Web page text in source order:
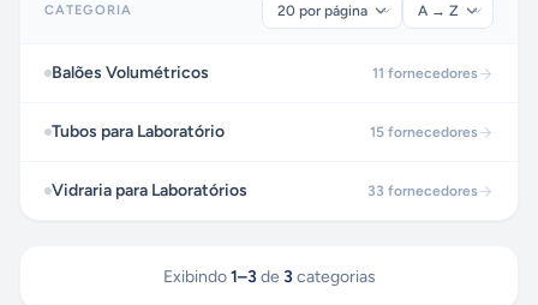
CATEGORIA
Balões Volumétricos 11 fornecedores
Tubos para Laboratório 15 fornecedores
Vidraria para Laboratórios 33 fornecedores
Exibindo 1–3 de 3 categorias